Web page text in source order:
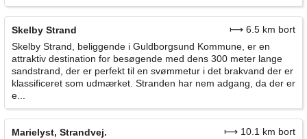
Skelby Strand
⟼ 6.5 km bort
Skelby Strand, beliggende i Guldborgsund Kommune, er en
attraktiv destination for besøgende med dens 300 meter lange
sandstrand, der er perfekt til en svømmetur i det brakvand der er
klassificeret som udmærket. Stranden har nem adgang, da der er
e...
Marielyst, Strandvej.
⟼ 10.1 km bort